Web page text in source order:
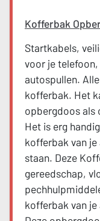
Kofferbak
Startkabels,
voor je
autospullen.
kofferbak. Het
opbergdoos als
Het is erg
kofferbak van
staan. Deze
gereedschap,
kofferbak van je